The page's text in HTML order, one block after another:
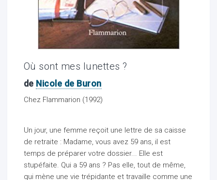
Où sont mes lunettes ?
de Nicole de Buron
Chez Flammarion (1992)
Un jour, une femme reçoit une lettre de sa caisse
de retraite : Madame, vous avez 59 ans, il est
temps de préparer votre dossier... Elle est
stupéfaite. Qui a 59 ans ? Pas elle, tout de même,
qui mène une vie trépidante et travaille comme une